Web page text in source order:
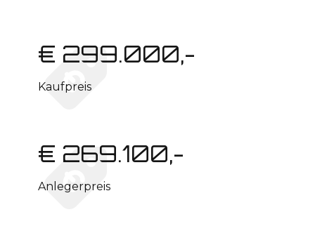
€ 299.000,-
Kaufpreis
€ 269.100,-
Anlegerpreis